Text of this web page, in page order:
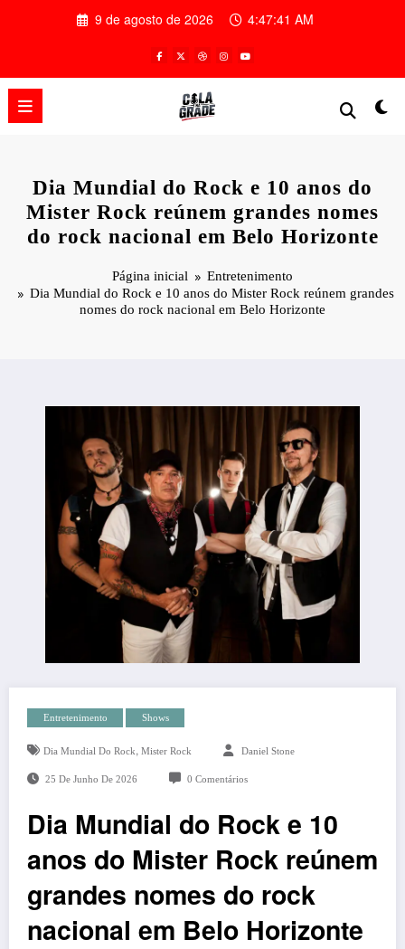
9 de agosto de 2026 4:47:42 AM
Dia Mundial do Rock e 10 anos do
Mister Rock reúnem grandes nomes
do rock nacional em Belo Horizonte
Página inicial
Entretenimento
Dia Mundial do Rock e 10 anos do Mister Rock reúnem grandes
nomes do rock nacional em Belo Horizonte
Entretenimento Shows
Dia Mundial Do Rock, Mister Rock Daniel Stone
25 De Junho De 2026 0 Comentários
Dia Mundial do Rock e 10
anos do Mister Rock reúnem
grandes nomes do rock
nacional em Belo Horizonte